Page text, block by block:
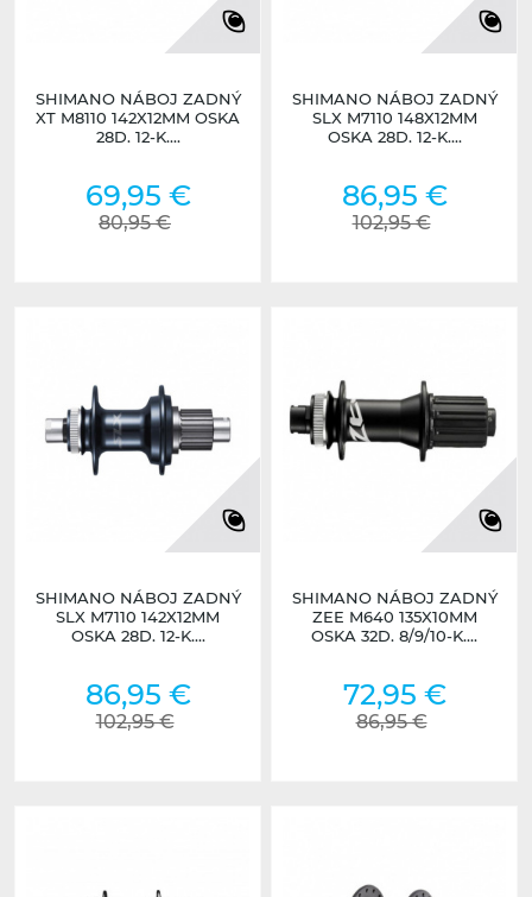
SHIMANO NÁBOJ ZADNÝ
XT M8110 142X12MM OSKA
28D. 12-K....
69,95 €
80,95 €
SHIMANO NÁBOJ ZADNÝ
SLX M7110 148X12MM
OSKA 28D. 12-K....
86,95 €
102,95 €
SHIMANO NÁBOJ ZADNÝ
SLX M7110 142X12MM
OSKA 28D. 12-K....
86,95 €
102,95 €
SHIMANO NÁBOJ ZADNÝ
ZEE M640 135X10MM
OSKA 32D. 8/9/10-K....
72,95 €
86,95 €